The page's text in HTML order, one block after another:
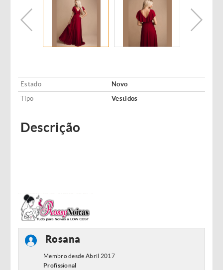
Estado
Novo
Tipo
Vestidos
Descrição
Rosana
Membro desde Abril 2017
Profissional